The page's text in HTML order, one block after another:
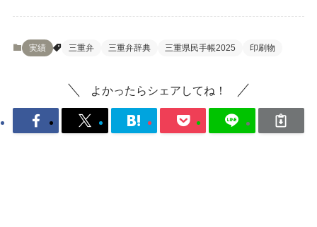
実績 三重弁 三重弁辞典 三重県民手帳2025 印刷物
よかったらシェアしてね！